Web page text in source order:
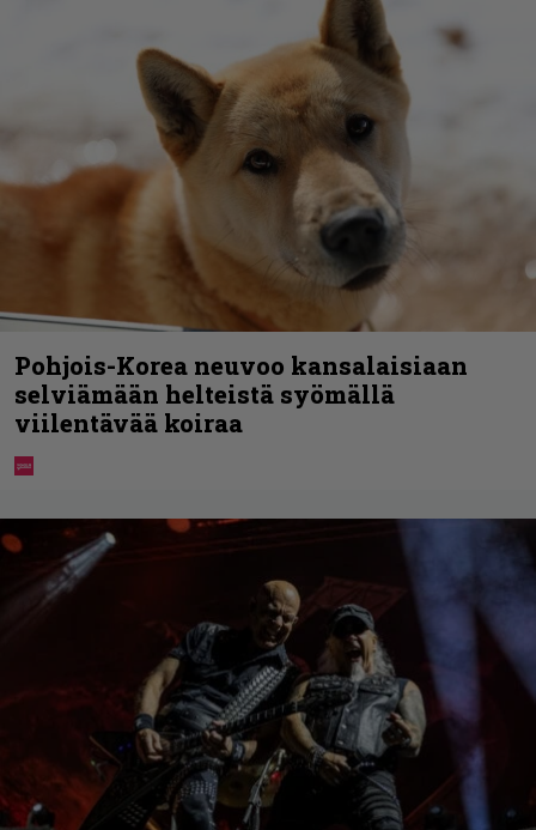
Pohjois-Korea neuvoo kansalaisiaan
selviämään helteistä syömällä
viilentävää koiraa